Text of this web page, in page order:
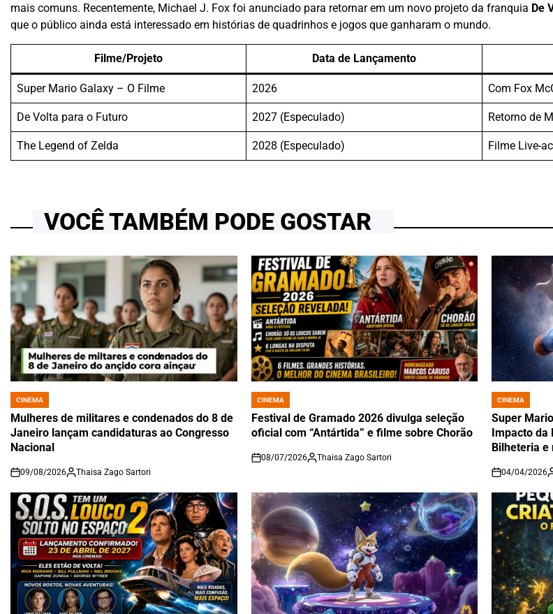
mais comuns. Recentemente, Michael J. Fox foi anunciado para retornar em um novo projeto da franquia De
que o público ainda está interessado em histórias de quadrinhos e jogos que ganharam o mundo.
Filme/Projeto Data de Lançamento
Super Mario Galaxy – O Filme 2026 Com Fox
De Volta para o Futuro 2027 (Especulado) Retorno de
The Legend of Zelda 2028 (Especulado) Filme Live-
VOCÊ TAMBÉM PODE GOSTAR
POSTED
IN
CINEMA
Mulheres de militares e condenados do 8 de
Janeiro lançam candidaturas ao Congresso
Nacional
on
09/08/2026 Thaisa Zago Sartori
POSTED
IN
CINEMA
Festival de Gramado 2026 divulga seleção
oficial com “Antártida” e filme sobre Chorão
on
08/07/2026 Thaisa Zago Sartori
POSTED
IN
CINEMA
Super
Impacto da
Bilheteria
on
04/04/2026